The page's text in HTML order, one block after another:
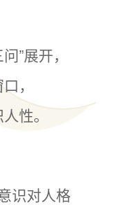
”展开，
，
性。
识对人格